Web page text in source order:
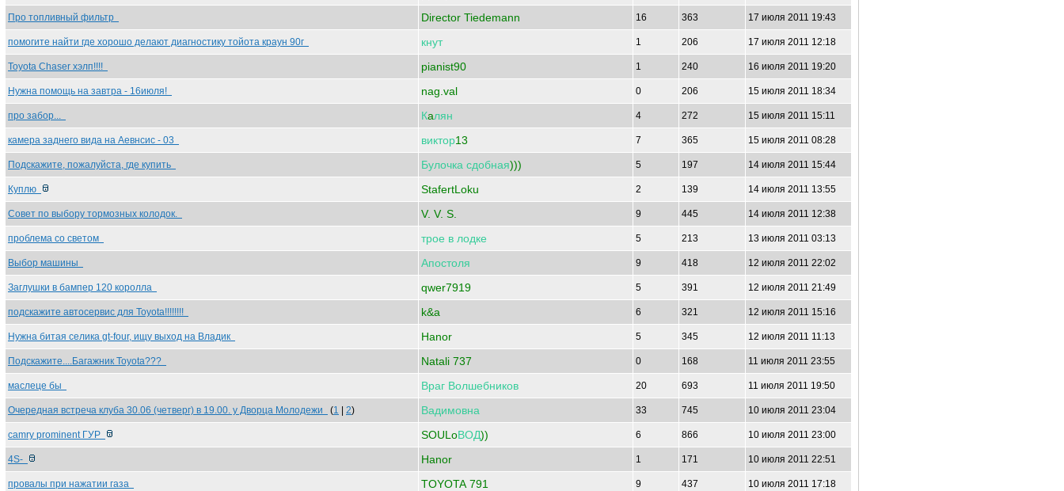
Про топливный фильтр Director Tiedemann 16 363 17 июля 2011 19:43
помогите найти где хорошо делают диагностику тойота краун 90г кнут 1 206 17 июля 2011 12:18
Toyota Chaser хэлп!!!! pianist90 1 240 16 июля 2011 19:20
Нужна помощь на завтра - 16июля! nag.val 0 206 15 июля 2011 18:34
про забор... Кaлян 4 272 15 июля 2011 15:11
камера заднего вида на Аевнсис - 03 виктор13 7 365 15 июля 2011 08:28
Подскажите, пожалуйста, где купить Булочка сдобная))) 5 197 14 июля 2011 15:44
Куплю StafertLoku 2 139 14 июля 2011 13:55
Совет по выбору тормозных колодок. V. V. S. 9 445 14 июля 2011 12:38
проблема со светом трое в лодке 5 213 13 июля 2011 03:13
Выбор машины Апостоля 9 418 12 июля 2011 22:02
Заглушки в бампер 120 королла qwer7919 5 391 12 июля 2011 21:49
подскажите автосервис для Toyota!!!!!!!! k&a 6 321 12 июля 2011 15:16
Нужна битая селика gt-four, ищу выход на Владик Hanor 5 345 12 июля 2011 11:13
Подскажите....Багажник Toyota??? Natali 737 0 168 11 июля 2011 23:55
маслеце бы Враг Волшебников 20 693 11 июля 2011 19:50
Очередная встреча клуба 30.06 (четверг) в 19.00. у Дворца Молодежи (1 2) Вадимовна 33 745 10 июля 2011 23:04
camry prominent ГУР SOULoВОД)) 6 866 10 июля 2011 23:00
4S- Hanor 1 171 10 июля 2011 22:51
провалы при нажатии газа TOYOTA 791 9 437 10 июля 2011 17:18